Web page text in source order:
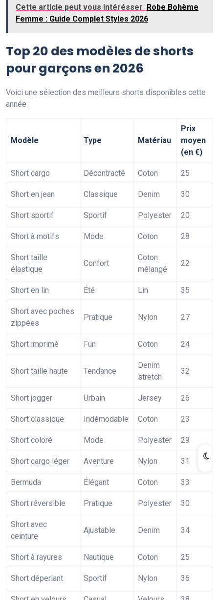
Cette article peut vous intérésser Robe Bohème
Femme : Guide Complet Styles 2026
Top 20 des modèles de shorts
pour garçons en 2026
Voici une sélection des meilleurs shorts disponibles cette
année :
Modèle Type Matériau
Prix
moyen
(en €)
Short cargo Décontracté Coton 25
Short en jean Classique Denim 30
Short sportif Sportif Polyester 20
Short à motifs Mode Coton 28
Short taille
élastique
Confort
Coton
mélangé
22
Short en lin Été Lin 35
Short avec poches
zippées
Pratique Nylon 27
Short imprimé Fun Coton 24
Short taille haute Tendance
Denim
stretch
32
Short jogger Urbain Jersey 26
Short classique Indémodable Coton 23
Short coloré Mode Polyester 29
Short cargo léger Aventure Nylon 31
Bermuda Élégant Coton 33
Short réversible Pratique Polyester 30
Short avec
ceinture
Ajustable Denim 34
Short à rayures Nautique Coton 25
Short déperlant Sportif Nylon 36